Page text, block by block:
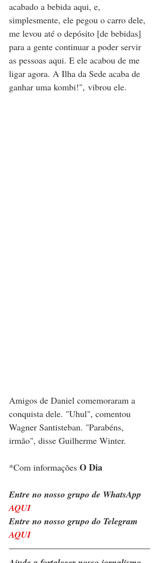
acabado a bebida aqui, e,
simplesmente, ele pegou o carro dele,
me levou até o depósito [de bebidas]
para a gente continuar a poder servir
as pessoas aqui. E ele acabou de me
ligar agora. A Ilha da Sede acaba de
ganhar uma kombi!", vibrou ele.
Amigos de Daniel comemoraram a
conquista dele. "Uhul", comentou
Wagner Santisteban. "Parabéns,
irmão", disse Guilherme Winter.
*Com informações O Dia
Entre no nosso grupo de WhatsApp
AQUI
Entre no nosso grupo do Telegram
AQUI